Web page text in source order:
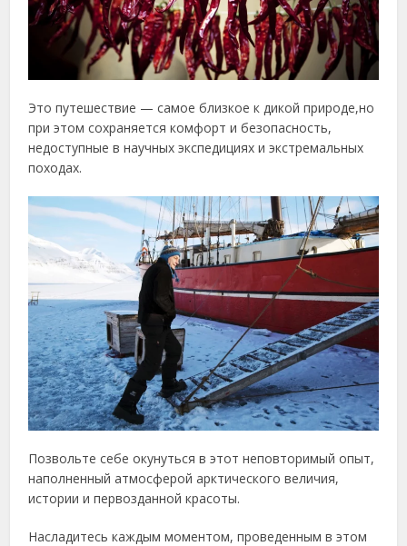
Это путешествие — самое близкое к дикой природе,но
при этом сохраняется комфорт и безопасность,
недоступные в научных экспедициях и экстремальных
походах.
Позвольте себе окунуться в этот неповторимый опыт,
наполненный атмосферой арктического величия,
истории и первозданной красоты.
Насладитесь каждым моментом, проведенным в этом